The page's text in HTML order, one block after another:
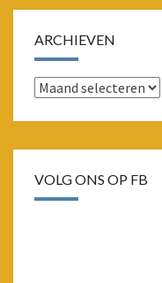
ARCHIEVEN
Archieven
VOLG ONS OP FB